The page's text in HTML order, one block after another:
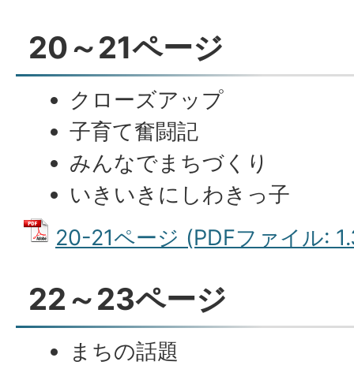
20～21ページ
クローズアップ
子育て奮闘記
みんなでまちづくり
いきいきにしわきっ子
20-21ページ (PDFファイル:
22～23ページ
まちの話題